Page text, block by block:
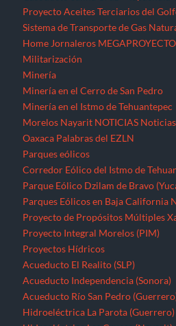
Proyecto Aceites Terciarios del
Sistema de Transporte de Gas
Home Jornaleros
Militarización
Minería
Minería en el Cerro de San Pedro
Minería en el Istmo de Tehuantepec
Morelos Nayarit NOTICIAS
Oaxaca Palabras del EZLN
Parques eólicos
Corredor Eólico del Istmo de
Parque Eólico Dzilam de Bravo
Parques Eólicos en Baja California
Proyecto de Propósitos Múltiples
Proyecto Integral Morelos (PIM)
Proyectos Hídricos
Acueducto El Realito (SLP)
Acueducto Independencia (Sonora)
Acueducto Río San Pedro
Hidroeléctrica La Parota (Guerrero)